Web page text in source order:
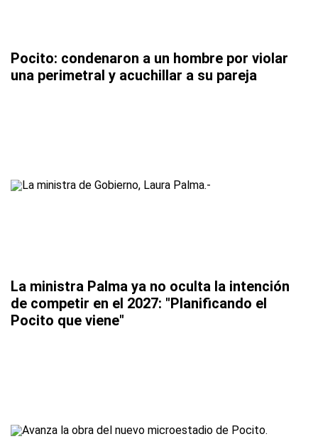
Pocito: condenaron a un hombre por violar
una perimetral y acuchillar a su pareja
La ministra Palma ya no oculta la intención
de competir en el 2027: "Planificando el
Pocito que viene"